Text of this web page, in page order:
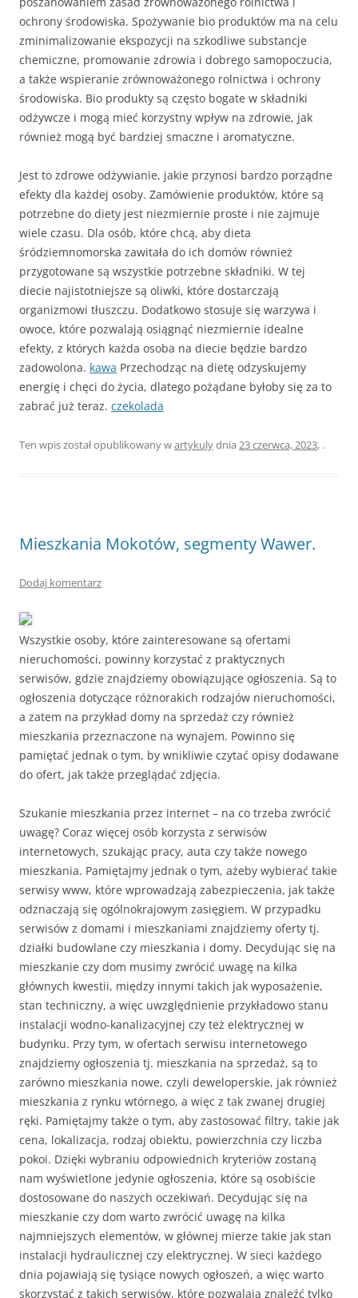
ochrony środowiska. Spożywanie bio produktów ma na celu
zminimalizowanie ekspozycji na szkodliwe substancje
chemiczne, promowanie zdrowia i dobrego samopoczucia,
a także wspieranie zrównoważonego rolnictwa i ochrony
środowiska. Bio produkty są często bogate w składniki
odżywcze i mogą mieć korzystny wpływ na zdrowie, jak
również mogą być bardziej smaczne i aromatyczne.
Jest to zdrowe odżywianie, jakie przynosi bardzo porządne
efekty dla każdej osoby. Zamówienie produktów, które są
potrzebne do diety jest niezmiernie proste i nie zajmuje
wiele czasu. Dla osób, które chcą, aby dieta
śródziemnomorska zawitała do ich domów również
przygotowane są wszystkie potrzebne składniki. W tej
diecie najistotniejsze są oliwki, które dostarczają
organizmowi tłuszczu. Dodatkowo stosuje się warzywa i
owoce, które pozwalają osiągnąć niezmiernie idealne
efekty, z których każda osoba na diecie będzie bardzo
zadowolona. kawa Przechodząc na dietę odzyskujemy
energię i chęci do życia, dlatego pożądane byłoby się za to
zabrać już teraz. czekolada
Ten wpis został opublikowany wartykulydnia 23 czerwca, 2023, .
Mieszkania Mokotów, segmenty Wawer.
Dodaj komentarz
Wszystkie osoby, które zainteresowane są ofertami
nieruchomości, powinny korzystać z praktycznych
serwisów, gdzie znajdziemy obowiązujące ogłoszenia. Są to
ogłoszenia dotyczące różnorakich rodzajów nieruchomości,
a zatem na przykład domy na sprzedaż czy również
mieszkania przeznaczone na wynajem. Powinno się
pamiętać jednak o tym, by wnikliwie czytać opisy dodawane
do ofert, jak także przeglądać zdjęcia.
Szukanie mieszkania przez internet – na co trzeba zwrócić
uwagę? Coraz więcej osób korzysta z serwisów
internetowych, szukając pracy, auta czy także nowego
mieszkania. Pamiętajmy jednak o tym, ażeby wybierać takie
serwisy www, które wprowadzają zabezpieczenia, jak także
odznaczają się ogólnokrajowym zasięgiem. W przypadku
serwisów z domami i mieszkaniami znajdziemy oferty tj.
działki budowlane czy mieszkania i domy. Decydując się na
mieszkanie czy dom musimy zwrócić uwagę na kilka
głównych kwestii, między innymi takich jak wyposażenie,
stan techniczny, a więc uwzględnienie przykładowo stanu
instalacji wodno-kanalizacyjnej czy też elektrycznej w
budynku. Przy tym, w ofertach serwisu internetowego
znajdziemy ogłoszenia tj. mieszkania na sprzedaż, są to
zarówno mieszkania nowe, czyli deweloperskie, jak również
mieszkania z rynku wtórnego, a więc z tak zwanej drugiej
ręki. Pamiętajmy także o tym, aby zastosować filtry, takie jak
cena, lokalizacja, rodzaj obiektu, powierzchnia czy liczba
pokoi. Dzięki wybraniu odpowiednich kryteriów zostaną
nam wyświetlone jedynie ogłoszenia, które są osobiście
dostosowane do naszych oczekiwań. Decydując się na
mieszkanie czy dom warto zwrócić uwagę na kilka
najmniejszych elementów, w głównej mierze takie jak stan
instalacji hydraulicznej czy elektrycznej. W sieci każdego
dnia pojawiają się tysiące nowych ogłoszeń, a więc warto
skorzystać z takich serwisów, które pozwalają znaleźć tylko